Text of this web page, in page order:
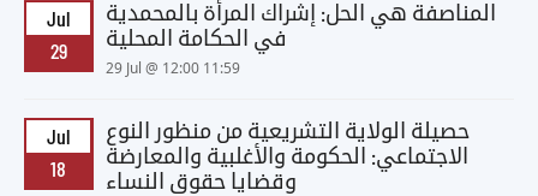
Jul
29
المناصفة هي الحل: إشراك المرأة بالمحمدية
في الحكامة المحلية
29 Jul @ 12:00 11:59
Jul
18
حصيلة الولاية التشريعية من منظور النوع
الاجتماعي: الحكومة والأغلبية والمعارضة
وقضايا حقوق النساء